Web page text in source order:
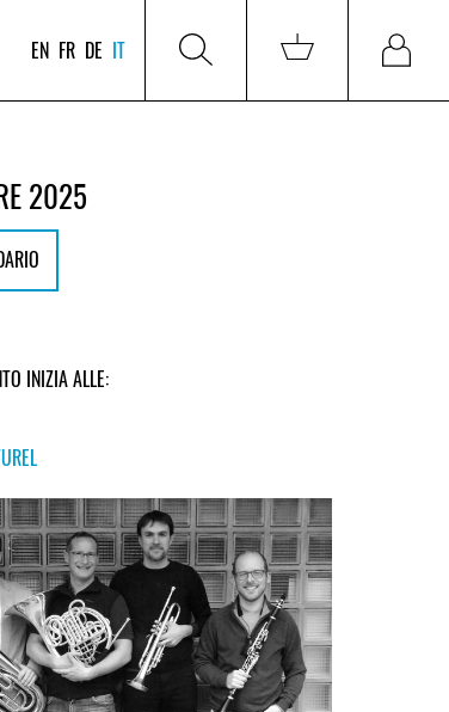
EN FR DE IT
2025
INIZIA ALLE: